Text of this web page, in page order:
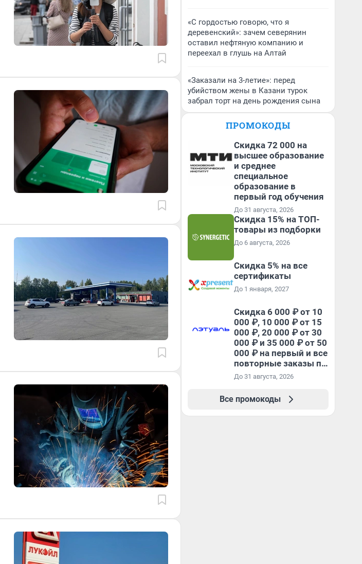
«С гордостью говорю, что я
деревенский»: зачем северянин
оставил нефтяную компанию и
переехал в глушь на Алтай
«Заказали на 3-летие»: перед
убийством жены в Казани турок
забрал торт на день рождения сына
ПРОМОКОДЫ
Скидка 72 000 на
высшее образование
и среднее
специальное
образование в
первый год обучения
До 31 августа, 2026
Скидка 15% на ТОП-
товары из подборки
До 6 августа, 2026
Скидка 5% на все
сертификаты
До 1 января, 2027
Скидка 6 000 ₽ от 10
000 ₽, 10 000 ₽ от 15
000 ₽, 20 000 ₽ от 30
000 ₽ и 35 000 ₽ от 50
000 ₽ на первый и все
повторные заказы по
промокоду НАБЕРИ
До 31 августа, 2026
Все промокоды